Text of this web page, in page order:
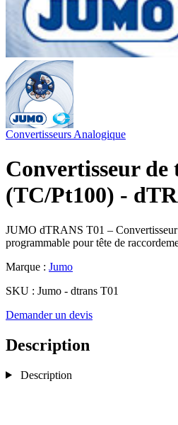
Convertisseurs Analogique
Convertisseur
(TC/Pt100) -
JUMO dTRANS T01 –
programmable pour tête de
Marque : Jumo
SKU : Jumo - dtrans T01
Demander un devis
Description
Description